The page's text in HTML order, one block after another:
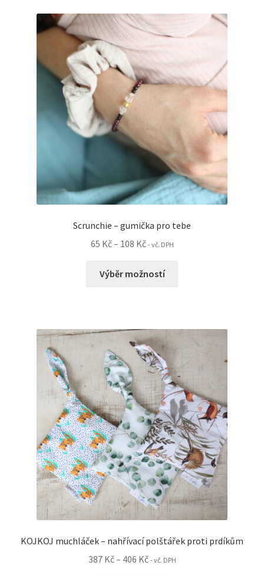
Scrunchie – gumička pro tebe
65 Kč– 108 KčRozpětí
65 Kč
- vč. DPH
Výběr možností
vybrat
na
stránce
produktu
KOJKOJ muchláček – nahřívací polštářek proti prdíkům
387 Kč– 406 KčRozpětí
- vč. DPH